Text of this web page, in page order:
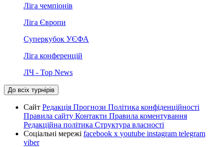
Ліга чемпіонів
Ліга Європи
Суперкубок УЄФА
Ліга конференцій
ЛЧ - Top News
До всіх турнірів
Сайт Редакція Прогнози Політика конфіденційності
Правила сайту Контакти Правила коментування
Редакційна політика Структура власності
Соціальні мережі facebook x youtube instagram telegram
viber